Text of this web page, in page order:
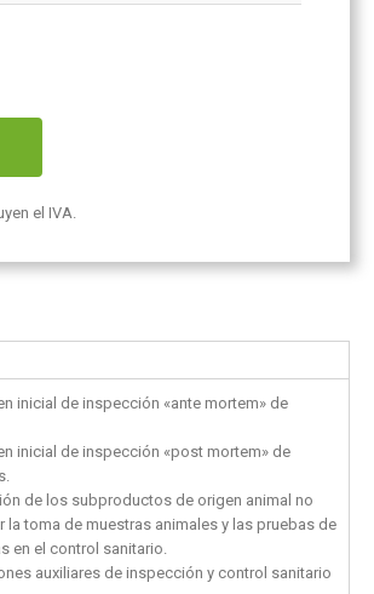
el IVA.
inicial de inspección «ante mortem» de
inicial de inspección «post mortem» de
de los subproductos de origen animal no
la toma de muestras animales y las pruebas de
en el control sanitario.
auxiliares de inspección y control sanitario